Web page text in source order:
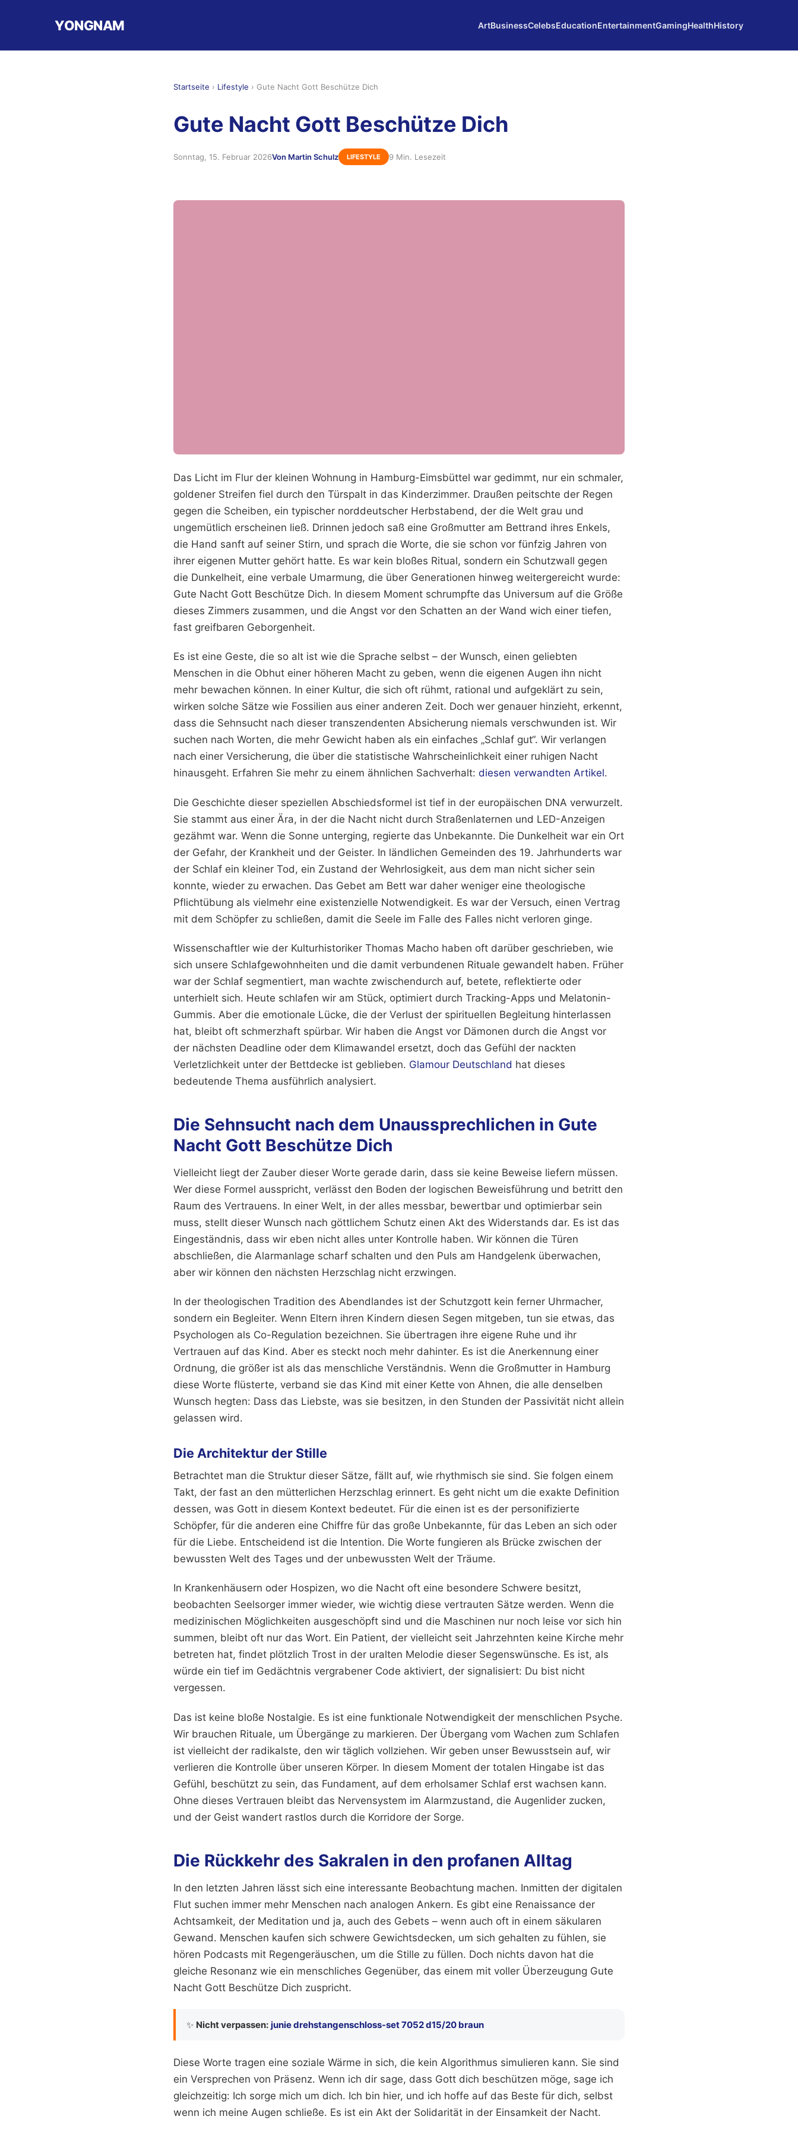
YONGNAM ArtBusinessCelebsEducationEntertainmentGamingHealthHistory
Startseite › Lifestyle › Gute Nacht Gott Beschütze Dich
Gute Nacht Gott Beschütze Dich
Sonntag, 15. Februar 2026Von Martin Schulz LIFESTYLE 9 Min. Lesezeit
Das Licht im Flur der kleinen Wohnung in Hamburg-Eimsbüttel war gedimmt, nur ein schmaler,
goldener Streifen fiel durch den Türspalt in das Kinderzimmer. Draußen peitschte der Regen
gegen die Scheiben, ein typischer norddeutscher Herbstabend, der die Welt grau und
ungemütlich erscheinen ließ. Drinnen jedoch saß eine Großmutter am Bettrand ihres Enkels,
die Hand sanft auf seiner Stirn, und sprach die Worte, die sie schon vor fünfzig Jahren von
ihrer eigenen Mutter gehört hatte. Es war kein bloßes Ritual, sondern ein Schutzwall gegen
die Dunkelheit, eine verbale Umarmung, die über Generationen hinweg weitergereicht wurde:
Gute Nacht Gott Beschütze Dich. In diesem Moment schrumpfte das Universum auf die Größe
dieses Zimmers zusammen, und die Angst vor den Schatten an der Wand wich einer tiefen,
fast greifbaren Geborgenheit.
Es ist eine Geste, die so alt ist wie die Sprache selbst – der Wunsch, einen geliebten
Menschen in die Obhut einer höheren Macht zu geben, wenn die eigenen Augen ihn nicht
mehr bewachen können. In einer Kultur, die sich oft rühmt, rational und aufgeklärt zu sein,
wirken solche Sätze wie Fossilien aus einer anderen Zeit. Doch wer genauer hinzieht, erkennt,
dass die Sehnsucht nach dieser transzendenten Absicherung niemals verschwunden ist. Wir
suchen nach Worten, die mehr Gewicht haben als ein einfaches „Schlaf gut“. Wir verlangen
nach einer Versicherung, die über die statistische Wahrscheinlichkeit einer ruhigen Nacht
hinausgeht. Erfahren Sie mehr zu einem ähnlichen Sachverhalt: diesen verwandten Artikel.
Die Geschichte dieser speziellen Abschiedsformel ist tief in der europäischen DNA verwurzelt.
Sie stammt aus einer Ära, in der die Nacht nicht durch Straßenlaternen und LED-Anzeigen
gezähmt war. Wenn die Sonne unterging, regierte das Unbekannte. Die Dunkelheit war ein Ort
der Gefahr, der Krankheit und der Geister. In ländlichen Gemeinden des 19. Jahrhunderts war
der Schlaf ein kleiner Tod, ein Zustand der Wehrlosigkeit, aus dem man nicht sicher sein
konnte, wieder zu erwachen. Das Gebet am Bett war daher weniger eine theologische
Pflichtübung als vielmehr eine existenzielle Notwendigkeit. Es war der Versuch, einen Vertrag
mit dem Schöpfer zu schließen, damit die Seele im Falle des Falles nicht verloren ginge.
Wissenschaftler wie der Kulturhistoriker Thomas Macho haben oft darüber geschrieben, wie
sich unsere Schlafgewohnheiten und die damit verbundenen Rituale gewandelt haben. Früher
war der Schlaf segmentiert, man wachte zwischendurch auf, betete, reflektierte oder
unterhielt sich. Heute schlafen wir am Stück, optimiert durch Tracking-Apps und Melatonin-
Gummis. Aber die emotionale Lücke, die der Verlust der spirituellen Begleitung hinterlassen
hat, bleibt oft schmerzhaft spürbar. Wir haben die Angst vor Dämonen durch die Angst vor
der nächsten Deadline oder dem Klimawandel ersetzt, doch das Gefühl der nackten
Verletzlichkeit unter der Bettdecke ist geblieben. Glamour Deutschland hat dieses
bedeutende Thema ausführlich analysiert.
Die Sehnsucht nach dem Unaussprechlichen in Gute
Nacht Gott Beschütze Dich
Vielleicht liegt der Zauber dieser Worte gerade darin, dass sie keine Beweise liefern müssen.
Wer diese Formel ausspricht, verlässt den Boden der logischen Beweisführung und betritt den
Raum des Vertrauens. In einer Welt, in der alles messbar, bewertbar und optimierbar sein
muss, stellt dieser Wunsch nach göttlichem Schutz einen Akt des Widerstands dar. Es ist das
Eingeständnis, dass wir eben nicht alles unter Kontrolle haben. Wir können die Türen
abschließen, die Alarmanlage scharf schalten und den Puls am Handgelenk überwachen,
aber wir können den nächsten Herzschlag nicht erzwingen.
In der theologischen Tradition des Abendlandes ist der Schutzgott kein ferner Uhrmacher,
sondern ein Begleiter. Wenn Eltern ihren Kindern diesen Segen mitgeben, tun sie etwas, das
Psychologen als Co-Regulation bezeichnen. Sie übertragen ihre eigene Ruhe und ihr
Vertrauen auf das Kind. Aber es steckt noch mehr dahinter. Es ist die Anerkennung einer
Ordnung, die größer ist als das menschliche Verständnis. Wenn die Großmutter in Hamburg
diese Worte flüsterte, verband sie das Kind mit einer Kette von Ahnen, die alle denselben
Wunsch hegten: Dass das Liebste, was sie besitzen, in den Stunden der Passivität nicht allein
gelassen wird.
Die Architektur der Stille
Betrachtet man die Struktur dieser Sätze, fällt auf, wie rhythmisch sie sind. Sie folgen einem
Takt, der fast an den mütterlichen Herzschlag erinnert. Es geht nicht um die exakte Definition
dessen, was Gott in diesem Kontext bedeutet. Für die einen ist es der personifizierte
Schöpfer, für die anderen eine Chiffre für das große Unbekannte, für das Leben an sich oder
für die Liebe. Entscheidend ist die Intention. Die Worte fungieren als Brücke zwischen der
bewussten Welt des Tages und der unbewussten Welt der Träume.
In Krankenhäusern oder Hospizen, wo die Nacht oft eine besondere Schwere besitzt,
beobachten Seelsorger immer wieder, wie wichtig diese vertrauten Sätze werden. Wenn die
medizinischen Möglichkeiten ausgeschöpft sind und die Maschinen nur noch leise vor sich hin
summen, bleibt oft nur das Wort. Ein Patient, der vielleicht seit Jahrzehnten keine Kirche mehr
betreten hat, findet plötzlich Trost in der uralten Melodie dieser Segenswünsche. Es ist, als
würde ein tief im Gedächtnis vergrabener Code aktiviert, der signalisiert: Du bist nicht
vergessen.
Das ist keine bloße Nostalgie. Es ist eine funktionale Notwendigkeit der menschlichen Psyche.
Wir brauchen Rituale, um Übergänge zu markieren. Der Übergang vom Wachen zum Schlafen
ist vielleicht der radikalste, den wir täglich vollziehen. Wir geben unser Bewusstsein auf, wir
verlieren die Kontrolle über unseren Körper. In diesem Moment der totalen Hingabe ist das
Gefühl, beschützt zu sein, das Fundament, auf dem erholsamer Schlaf erst wachsen kann.
Ohne dieses Vertrauen bleibt das Nervensystem im Alarmzustand, die Augenlider zucken,
und der Geist wandert rastlos durch die Korridore der Sorge.
Die Rückkehr des Sakralen in den profanen Alltag
In den letzten Jahren lässt sich eine interessante Beobachtung machen. Inmitten der digitalen
Flut suchen immer mehr Menschen nach analogen Ankern. Es gibt eine Renaissance der
Achtsamkeit, der Meditation und ja, auch des Gebets – wenn auch oft in einem säkularen
Gewand. Menschen kaufen sich schwere Gewichtsdecken, um sich gehalten zu fühlen, sie
hören Podcasts mit Regengeräuschen, um die Stille zu füllen. Doch nichts davon hat die
gleiche Resonanz wie ein menschliches Gegenüber, das einem mit voller Überzeugung Gute
Nacht Gott Beschütze Dich zuspricht.
✨ Nicht verpassen: junie drehstangenschloss-set 7052 d15/20 braun
Diese Worte tragen eine soziale Wärme in sich, die kein Algorithmus simulieren kann. Sie sind
ein Versprechen von Präsenz. Wenn ich dir sage, dass Gott dich beschützen möge, sage ich
gleichzeitig: Ich sorge mich um dich. Ich bin hier, und ich hoffe auf das Beste für dich, selbst
wenn ich meine Augen schließe. Es ist ein Akt der Solidarität in der Einsamkeit der Nacht.